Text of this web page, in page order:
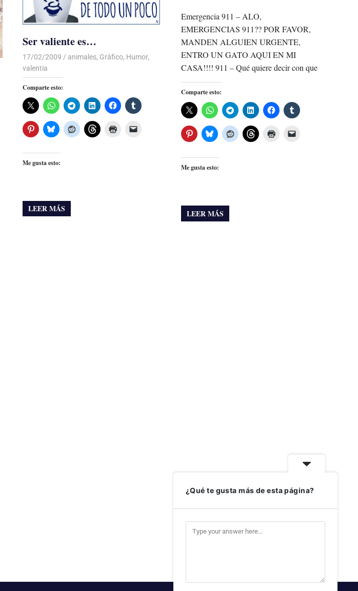
Ser valiente es…
17/02/2009 Luis Castellanos
animales, Gráfico, Humor,
valentia
Comparte esto:
Me gusta esto:
LEER MÁS
Emergencia 911 – ALO,
EMERGENCIAS 911?? POR FAVOR,
MANDEN ALGUIEN URGENTE,
ENTRO UN GATO AQUI EN MI
CASA!!!! 911 – Qué quiere decir con que
Comparte esto:
Me gusta esto:
LEER MÁS
¿Qué te gusta más de esta página?